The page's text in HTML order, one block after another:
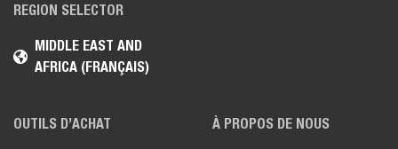
REGION SELECTOR
MIDDLE EAST AND
AFRICA (FRANÇAIS)
OUTILS D’ACHAT À PROPOS DE NOUS